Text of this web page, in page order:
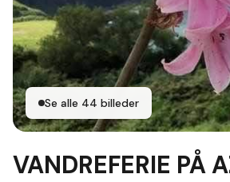
Se alle 44 billeder
VANDREFERIE PÅ